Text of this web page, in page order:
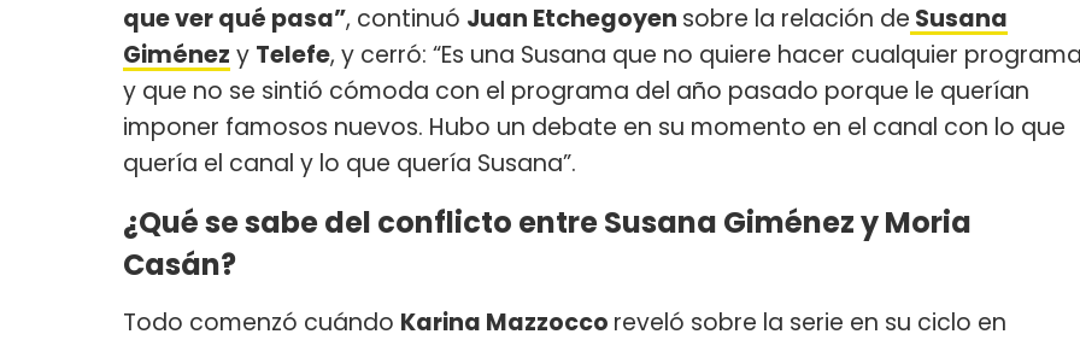
que ver qué pasa”, continuó Juan Etchegoyen sobre la relación de Susana
Giménez y Telefe, y cerró: “Es una Susana que no quiere hacer cualquier
y que no se sintió cómoda con el programa del año pasado porque le querían
imponer famosos nuevos. Hubo un debate en su momento en el canal con lo que
quería el canal y lo que quería Susana”.
¿Qué se sabe del conflicto entre Susana Giménez y Moria
Casán?
Todo comenzó cuándo Karina Mazzocco reveló sobre la serie en su ciclo en